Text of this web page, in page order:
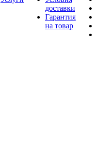
доставки
Гарантия
на товар